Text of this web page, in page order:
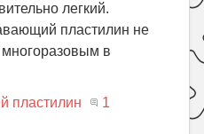
легкий.
пластилин не
многоразовым в
пластилин
1